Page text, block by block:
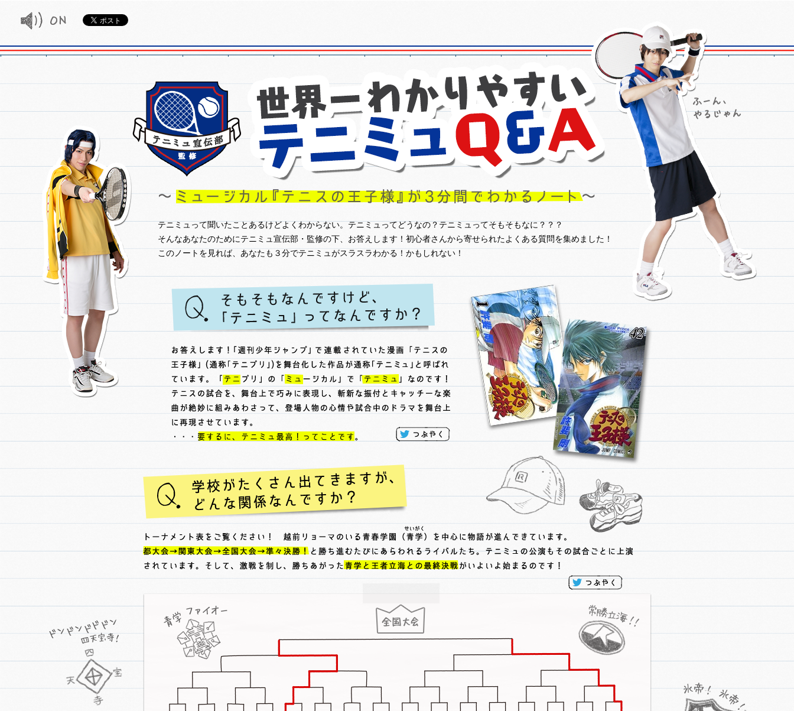
テニミュって聞いたことあるけどよくわからない。テニミュってどうなの？テニミュってそもそもなに？？？
そんなあなたのためにテニミュ宣伝部・監修の下、お答えします！初心者さんから寄せられたよくある質問を集めました！
このノートを見れば、あなたも３分でテニミュがスラスラわかる！かもしれない！